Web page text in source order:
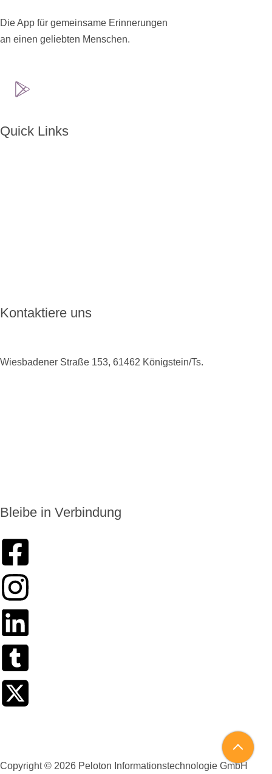
Die App für gemeinsame Erinnerungen
an einen geliebten Menschen.
Quick Links
Kontaktiere uns
Wiesbadener Straße 153, 61462 Königstein/Ts.
Bleibe in Verbindung
Impressum
Copyright © 2026 Peloton Informationstechnologie GmbH